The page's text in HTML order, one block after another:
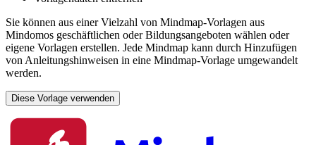
Sie können aus einer Vielzahl von Mindmap-Vorlagen aus
Mindomos geschäftlichen oder Bildungsangeboten wählen oder
eigene Vorlagen erstellen. Jede Mindmap kann durch Hinzufügen
von Anleitungshinweisen in eine Mindmap-Vorlage umgewandelt
werden.
Diese Vorlage verwenden